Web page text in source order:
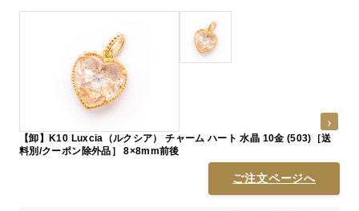
【卸】K10 Luxcia（ルクシア） チャーム ハート 水晶 10金 (503)［送
料別/クーポン除外品］ 8×8mm前後
ご注文ページへ